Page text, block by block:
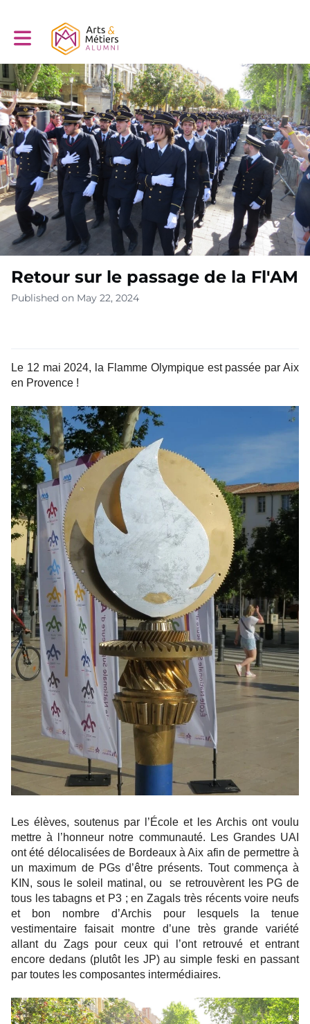
Toggle main navigation
Retour sur le passage de la Fl'AM
Published on May 22, 2024
Le 12 mai 2024, la Flamme Olympique est passée par Aix
en Provence !
Les élèves, soutenus par l’École et les Archis ont voulu
mettre à l’honneur notre communauté. Les Grandes UAI
ont été délocalisées de Bordeaux à Aix afin de permettre à
un maximum de PGs d’être présents. Tout commença à
KIN, sous le soleil matinal, ou se retrouvèrent les PG de
tous les tabagns et P3 ; en Zagals très récents voire neufs
et bon nombre d’Archis pour lesquels la tenue
vestimentaire faisait montre d’une très grande variété
allant du Zags pour ceux qui l’ont retrouvé et entrant
encore dedans (plutôt les JP) au simple feski en passant
par toutes les composantes intermédiaires.